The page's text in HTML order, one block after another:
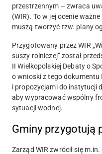
przestrzennym – zwraca
(WIR). To w jej ocenie
muszą tworzyć tzw. plany
Przygotowany przez WIR
suszy rolniczej” został
II Wielkopolskiej Debaty o
o wnioski z tego
i propozycjami do instytucji
aby wypracować wspólny
sytuacji wodnej.
Gminy przygotują
Zarząd WIR zwrócił się